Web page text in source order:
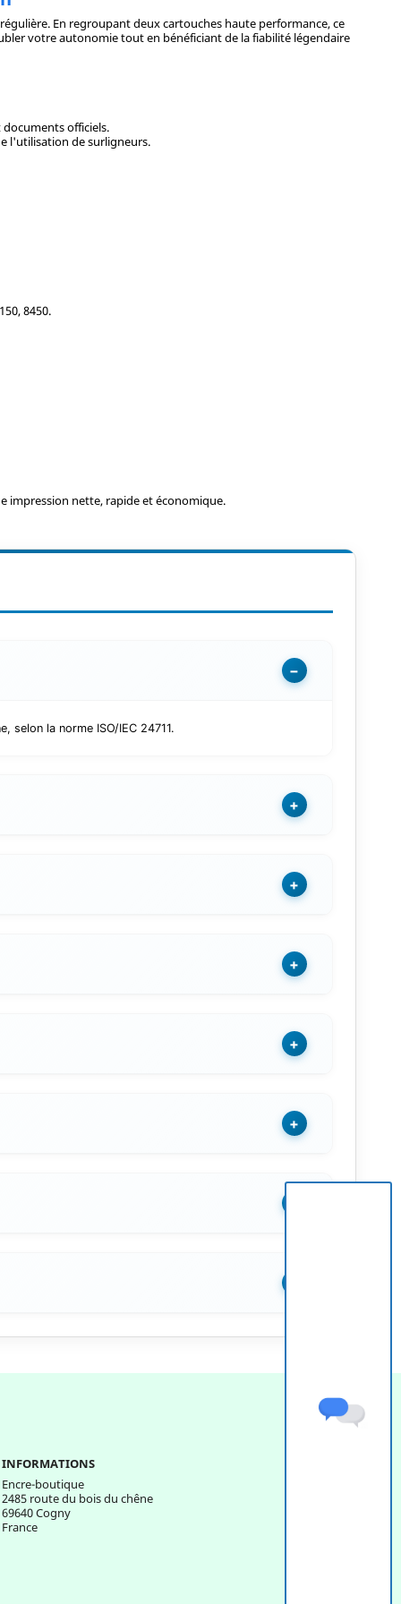
En regroupant deux cartouches haute performance, ce
votre autonomie tout en bénéficiant de la fiabilité légendaire
officiels.
l'utilisation de surligneurs.
8450.
impression nette, rapide et économique.
−
la norme ISO/IEC 24711.
+
+
+
+
+
INFORMATIONS
Encre-boutique
2485 route du bois du chêne
69640 Cogny
France